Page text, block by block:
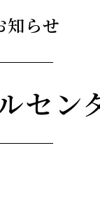
知らせ
セン